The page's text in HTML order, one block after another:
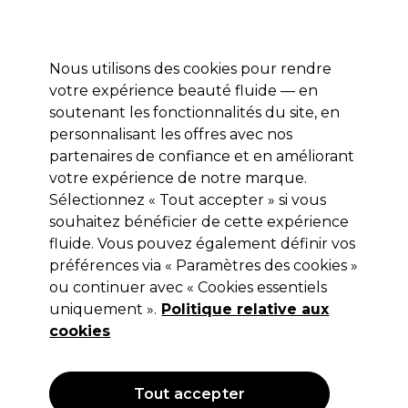
Se connecter
Marques Bons plans Coiffure Electro et Matériel
Marques Redken Pourquoi choisir Redken
Pourquoi choisir Redken
Nous utilisons des cookies pour rendre
votre expérience beauté fluide — en
soutenant les fonctionnalités du site, en
personnalisant les offres avec nos
partenaires de confiance et en améliorant
votre expérience de notre marque.
Sélectionnez « Tout accepter » si vous
souhaitez bénéficier de cette expérience
fluide. Vous pouvez également définir vos
préférences via « Paramètres des cookies »
ou continuer avec « Cookies essentiels
uniquement ». Politique relative aux
cookies
Tout accepter